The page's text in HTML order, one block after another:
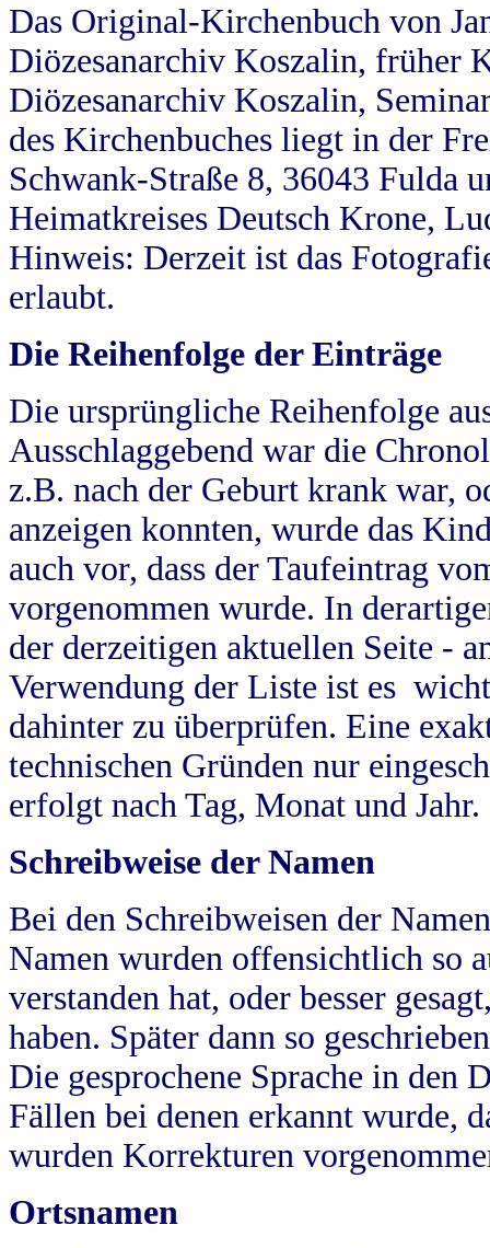
Das Original-Kirchenbuch von
Diözesanarchiv Koszalin, früher
Diözesanarchiv Koszalin,
des Kirchenbuches liegt in der
Schwank-Straße 8, 36043 Fulda
Heimatkreises Deutsch Krone,
Hinweis: Derzeit ist das
erlaubt.
Die Reihenfolge der Einträge
Die ursprüngliche Reihenfolge
Ausschlaggebend war die
z.B. nach der Geburt krank war,
anzeigen konnten, wurde das
auch vor, dass der Taufeintrag
vorgenommen wurde. In
der derzeitigen aktuellen Seite -
Verwendung der Liste ist es
dahinter zu überprüfen. Eine
technischen Gründen nur
erfolgt nach Tag, Monat und Jahr.
Schreibweise der Namen
Bei den Schreibweisen der
Namen wurden offensichtlich so
verstanden hat, oder besser
haben. Später dann so
Die gesprochene Sprache in
Fällen bei denen erkannt wurde,
wurden Korrekturen
Ortsnamen